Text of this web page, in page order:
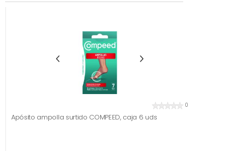
0
Apósito ampolla surtido COMPEED, caja 6 uds